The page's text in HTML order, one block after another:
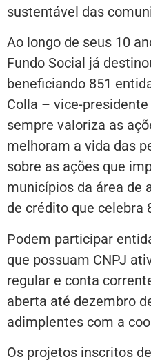
sustentável das
Ao longo de seus 10
Fundo Social já
beneficiando 851
Colla – vice-
sempre valoriza as
melhoram a vida das
sobre as ações que
municípios da área de
de crédito que celebra
Podem participar
que possuam CNPJ
regular e conta
aberta até dezembro
adimplentes com a
Os projetos inscritos